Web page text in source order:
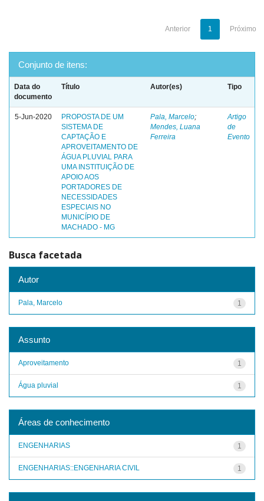
Anterior 1 Próximo
Conjunto de itens:
Data do
documento
Título Autor(es) Tipo
5-Jun-2020
PROPOSTA DE UM
SISTEMA DE
CAPTAÇÃO E
APROVEITAMENTO DE
ÁGUA PLUVIAL PARA
UMA INSTITUIÇÃO DE
APOIO AOS
PORTADORES DE
NECESSIDADES
ESPECIAIS NO
MUNICÍPIO DE
MACHADO - MG
Pala, Marcelo;
Mendes, Luana
Ferreira
Artigo
de
Evento
Busca facetada
Autor
1
Pala, Marcelo
Assunto
1
Aproveitamento
1
Água pluvial
Áreas de conhecimento
1
ENGENHARIAS
1
ENGENHARIAS::ENGENHARIA CIVIL